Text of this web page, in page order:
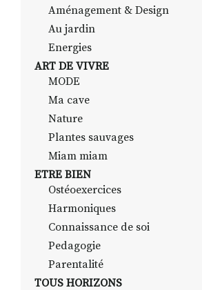
Aménagement & Design
Au jardin
Energies
ART DE VIVRE
MODE
Ma cave
Nature
Plantes sauvages
Miam miam
ETRE BIEN
Ostéoexercices
Harmoniques
Connaissance de soi
Pedagogie
Parentalité
TOUS HORIZONS